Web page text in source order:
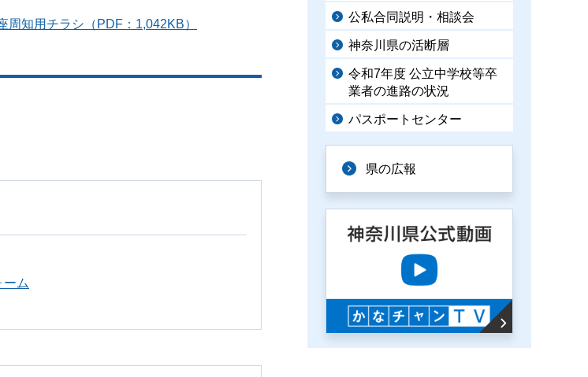
知用チラシ（PDF：1,042KB）
ム
公私合同説明・相談会
神奈川県の活断層
令和7年度 公立中学校等卒
業者の進路の状況
パスポートセンター
県の広報